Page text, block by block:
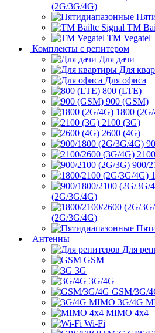
(2G/3G/4G)
ТМ
ТМ Vegatel
Комплекты с репитером
Для дачи
Для
Для офиса
800 (LTE)
900 (GSM)
1800
2100 (3G)
2600 (4G)
900/
(2G/3G/4G)
(2G/3G/4G)
Антенны
Для
GSM
3G
3G/4G
GSM/3G/
3G/4G
MIMO 4x4
Wi-Fi